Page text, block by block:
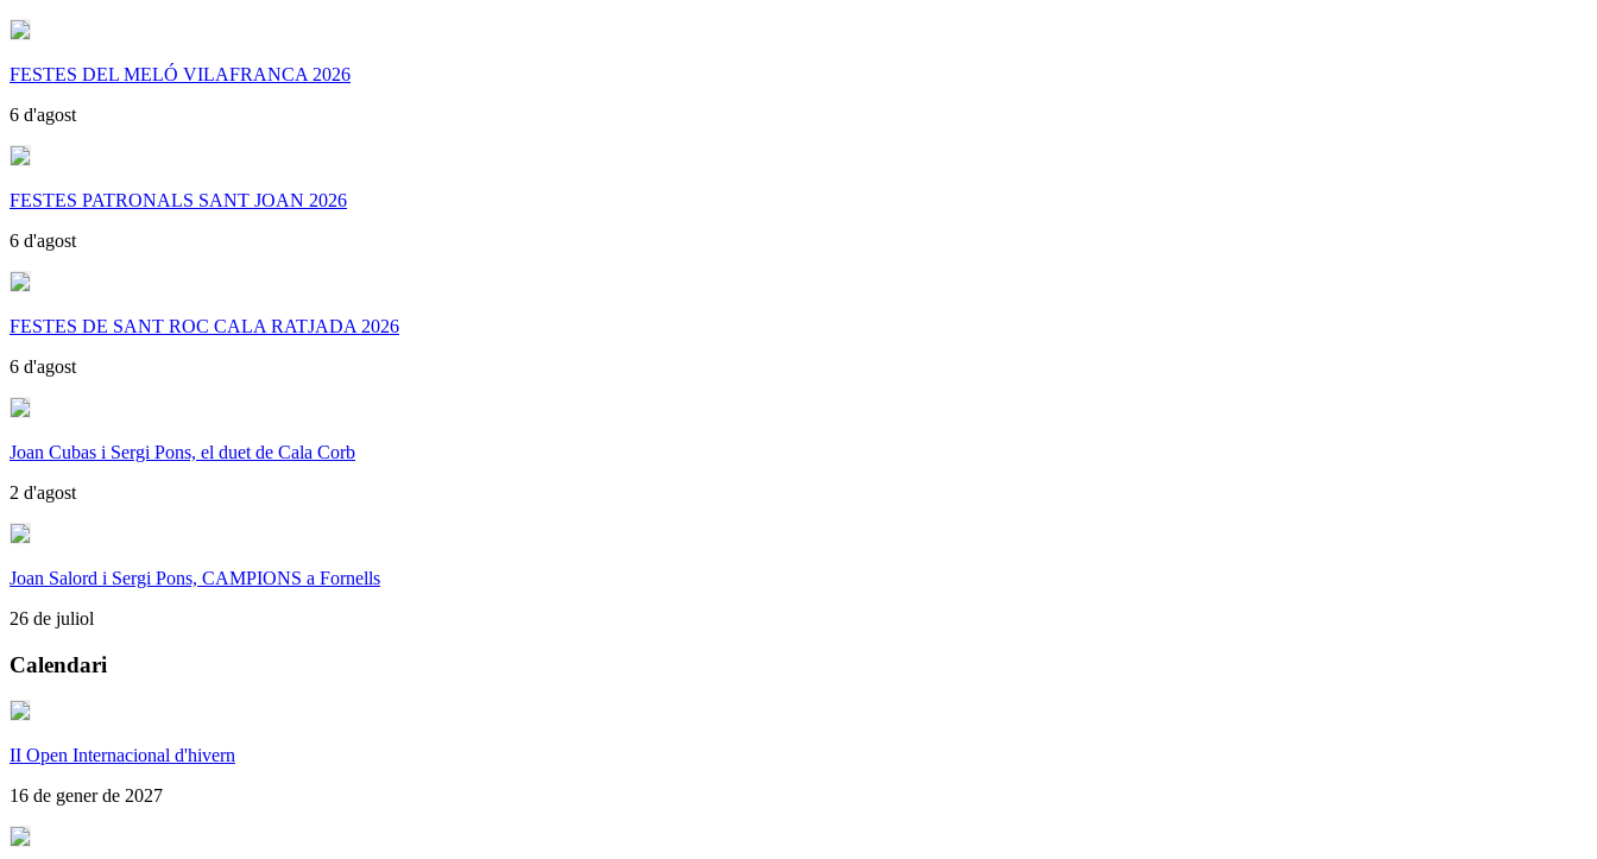
FESTES DEL MELÓ VILAFRANCA 2026
6 d'agost
FESTES PATRONALS SANT JOAN 2026
6 d'agost
FESTES DE SANT ROC CALA RATJADA 2026
6 d'agost
Joan Cubas i Sergi Pons, el duet de Cala Corb
2 d'agost
Joan Salord i Sergi Pons, CAMPIONS a Fornells
26 de juliol
Calendari
II Open Internacional d'hivern
16 de gener de 2027